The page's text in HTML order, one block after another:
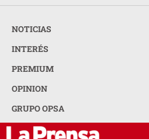
NOTICIAS
INTERÉS
PREMIUM
OPINION
GRUPO OPSA